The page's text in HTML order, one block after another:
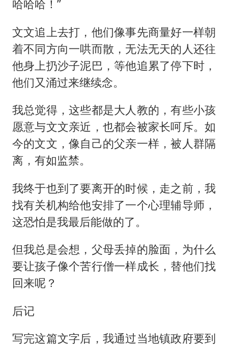
哈哈哈！”
文文追上去打，他们像事先商量好一样朝
着不同方向一哄而散，无法无天的人还往
他身上扔沙子泥巴，等他追累了停下时，
他们又涌过来继续念。
我总觉得，这些都是大人教的，有些小孩
愿意与文文亲近，也都会被家长呵斥。如
今的文文，像自己的父亲一样，被人群隔
离，有如监禁。
我终于也到了要离开的时候，走之前，我
找有关机构给他安排了一个心理辅导师，
这恐怕是我最后能做的了。
但我总是会想，父母丢掉的脸面，为什么
要让孩子像个苦行僧一样成长，替他们找
回来呢？
后记
写完这篇文字后，我通过当地镇政府要到